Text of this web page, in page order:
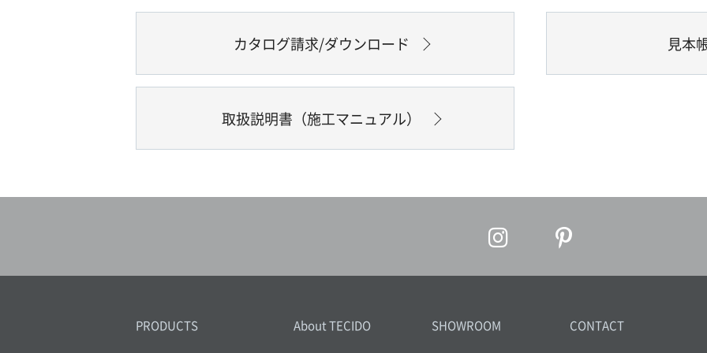
カタログ請求/ダウンロード 見本
取扱説明書（施工マニュアル）
PRODUCTS About TECIDO SHOWROOM CONTACT